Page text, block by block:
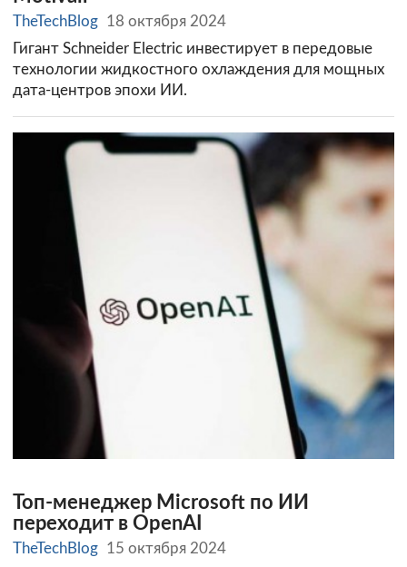
TheTechBlog 18 октября 2024
Гигант Schneider Electric инвестирует в передовые
технологии жидкостного охлаждения для мощных
дата-центров эпохи ИИ.
Топ-менеджер Microsoft по ИИ
переходит в OpenAI
TheTechBlog 15 октября 2024